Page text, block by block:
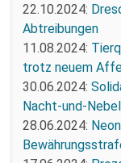
22.10.2024:
Abtreibungen
11.08.2024:
trotz neuem
30.06.2024:
Nacht-und-
28.06.2024: